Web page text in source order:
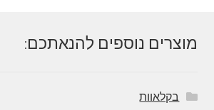
מוצרים נוספים להנאתכם:
בקלאוות